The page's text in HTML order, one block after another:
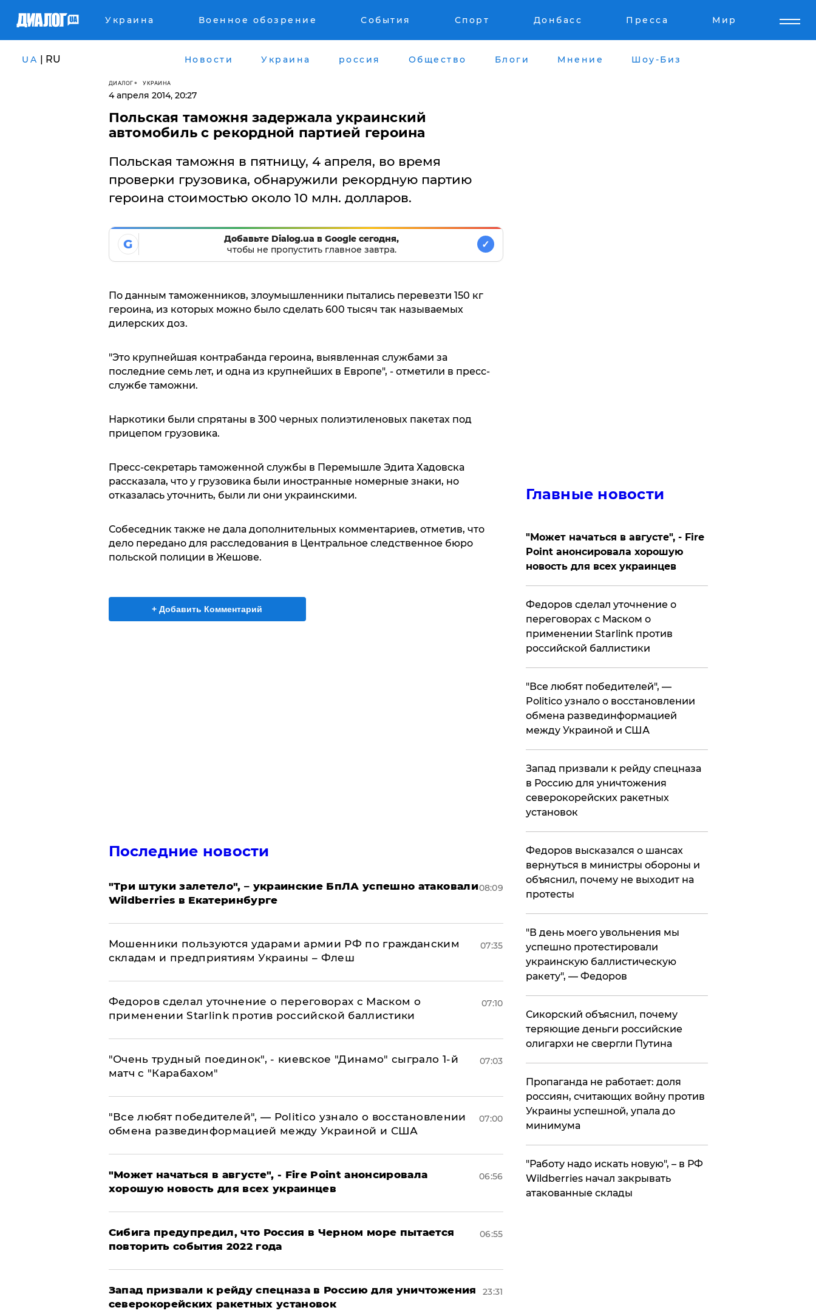
Украина Военное обозрение События Спорт Донбасс Пресса Мир
UA | RU Новости Украина россия Общество Блоги Мнение Шоу-Биз
ДИАЛОГ УКРАИНА
4 апреля 2014, 20:27
Польская таможня задержала украинский
автомобиль с рекордной партией героина
Польская таможня в пятницу, 4 апреля, во время
проверки грузовика, обнаружили рекордную партию
героина стоимостью около 10 млн. долларов.
G
Добавьте Dialog.ua в Google сегодня,
чтобы не пропустить главное завтра.
✓
По данным таможенников, злоумышленники пытались перевезти 150 кг
героина, из которых можно было сделать 600 тысяч так называемых
дилерских доз.
"Это крупнейшая контрабанда героина, выявленная службами за
последние семь лет, и одна из крупнейших в Европе", - отметили в пресс-
службе таможни.
Наркотики были спрятаны в 300 черных полиэтиленовых пакетах под
прицепом грузовика.
Пресс-секретарь таможенной службы в Перемышле Эдита Хадовска
рассказала, что у грузовика были иностранные номерные знаки, но
отказалась уточнить, были ли они украинскими.
Собеседник также не дала дополнительных комментариев, отметив, что
дело передано для расследования в Центральное следственное бюро
польской полиции в Жешове.
+ Добавить Комментарий
Последние новости
"Три штуки залетело", – украинские БпЛА успешно атаковали
Wildberries в Екатеринбурге
08:09
Мошенники пользуются ударами армии РФ по гражданским
складам и предприятиям Украины – Флеш
07:35
Федоров сделал уточнение о переговорах с Маском о
применении Starlink против российской баллистики
07:10
"Очень трудный поединок", - киевское "Динамо" сыграло 1-й
матч с "Карабахом"
07:03
​"Все любят победителей", — Politico узнало о восстановлении
обмена развединформацией между Украиной и США
07:00
"Может начаться в августе", - Fire Point анонсировала
хорошую новость для всех украинцев
06:56
Сибига предупредил, что Россия в Черном море пытается
повторить события 2022 года
06:55
Запад призвали к рейду спецназа в Россию для уничтожения
северокорейских ракетных установок
23:31
Главные новости
"Может начаться в августе", - Fire
Point анонсировала хорошую
новость для всех украинцев
Федоров сделал уточнение о
переговорах с Маском о
применении Starlink против
российской баллистики
​"Все любят победителей", —
Politico узнало о восстановлении
обмена развединформацией
между Украиной и США
Запад призвали к рейду спецназа
в Россию для уничтожения
северокорейских ракетных
установок
Федоров высказался о шансах
вернуться в министры обороны и
объяснил, почему не выходит на
протесты
​"В день моего увольнения мы
успешно протестировали
украинскую баллистическую
ракету", — Федоров
Сикорский объяснил, почему
теряющие деньги российские
олигархи не свергли Путина
​Пропаганда не работает: доля
россиян, считающих войну против
Украины успешной, упала до
минимума
"Работу надо искать новую", – в РФ
Wildberries начал закрывать
атакованные склады